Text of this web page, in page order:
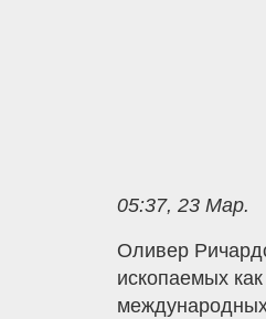
05:37, 23 Мар.
Оливер
ископаемых